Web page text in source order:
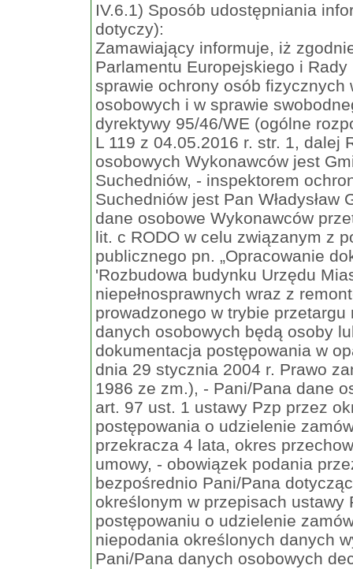
IV.6.1) Sposób udostępniania
dotyczy):
Zamawiający informuje, iż
Parlamentu Europejskiego i
sprawie ochrony osób
osobowych i w sprawie
dyrektywy 95/46/WE (ogólne
L 119 z 04.05.2016 r. str. 1, dalej
osobowych Wykonawców jest
Suchedniów, - inspektorem
Suchedniów jest Pan
dane osobowe Wykonawców
lit. c RODO w celu związanym z
publicznego pn. „Opracowanie
'Rozbudowa budynku Urzędu
niepełnosprawnych wraz z
prowadzonego w trybie
danych osobowych będą osoby
dokumentacja postępowania w
dnia 29 stycznia 2004 r. Prawo
1986 ze zm.), - Pani/Pana dane
art. 97 ust. 1 ustawy Pzp przez
postępowania o udzielenie
przekracza 4 lata, okres
umowy, - obowiązek podania
bezpośrednio Pani/Pana
określonym w przepisach ustawy
postępowaniu o udzielenie
niepodania określonych danych
Pani/Pana danych osobowych